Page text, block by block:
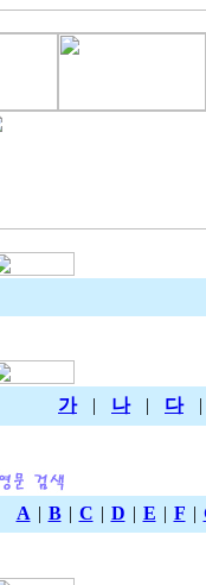
가 | 나 | 다 |
A | B | C | D | E | F |